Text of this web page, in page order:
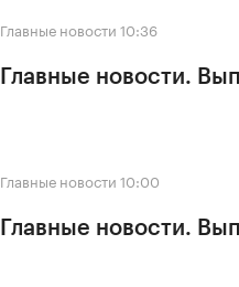
Главные новости 10:36
Главные новости.
Главные новости 10:00
Главные новости.